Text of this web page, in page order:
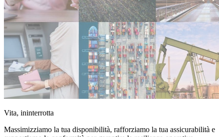
Vita, ininterrotta
Massimizziamo la tua disponibilità, rafforziamo la tua assicurabilità e